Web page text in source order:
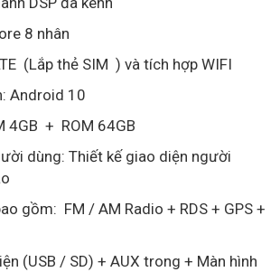
8 nhân
(Lắp thẻ SIM ) và tích hợp WIFI
Android 10
4GB + ROM 64GB
dùng: Thiết kế giao diện người
gồm: FM / AM Radio + RDS + GPS +
(USB / SD) + AUX trong + Màn hình